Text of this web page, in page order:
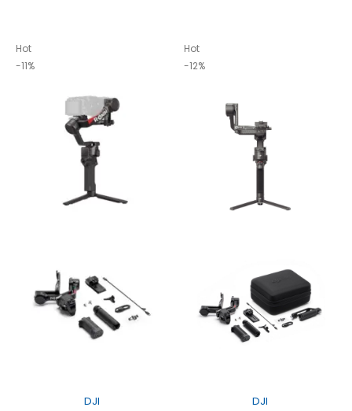
Hot
-11%
DJI
Hot
-12%
DJI